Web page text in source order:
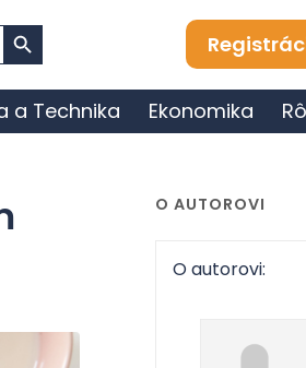
Search Button
a Technika Ekonomika
O AUTOROVI
O autorovi: